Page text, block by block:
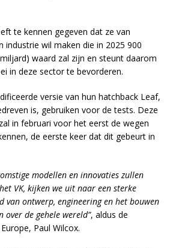
te kennen gegeven dat ze van
industrie wil maken die in 2025 900
waard zal zijn en steunt daarom
in deze sector te bevorderen.
versie van hun hatchback Leaf,
is, gebruiken voor de tests. Deze
in februari voor het eerst de wegen
de eerste keer dat dit gebeurt in
modellen en innovaties zullen
VK, kijken we uit naar een sterke
van ontwerp, engineering en het bouwen
over de gehele wereld”, aldus de
Paul Wilcox.